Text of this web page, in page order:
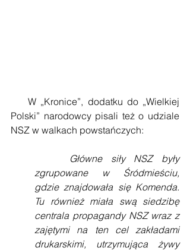
Polski” narodowcy pisali też o udziale
NSZ w walkach powstańczych:
Główne siły NSZ były
zgrupowane w Śródmieściu,
gdzie znajdowała się Komenda.
Tu również miała swą siedzibę
centrala propagandy NSZ wraz z
zajętymi na ten cel zakładami
drukarskimi, utrzymująca żywy